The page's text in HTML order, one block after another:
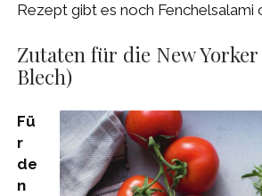
Rezept gibt es noch Fenchelsalami
Zutaten für die New
Blech)
Fü
r
de
n